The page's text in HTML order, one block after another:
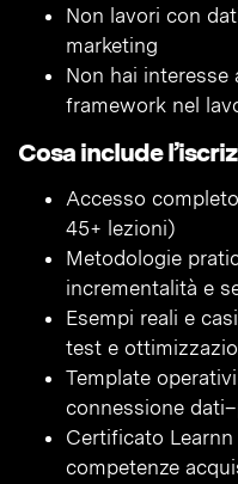
Non lavori con
marketing
Non hai interesse
framework nel
Cosa include
Accesso
45+ lezioni)
Metodologie
incrementalità e
Esempi reali e
test e
Template
connessione
Certificato
competenze